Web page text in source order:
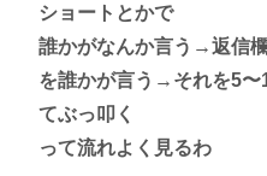
ショートとかで
誰かがなんか言う→返信
を誰かが言う→それを5〜
てぶっ叩く
って流れよく見るわ